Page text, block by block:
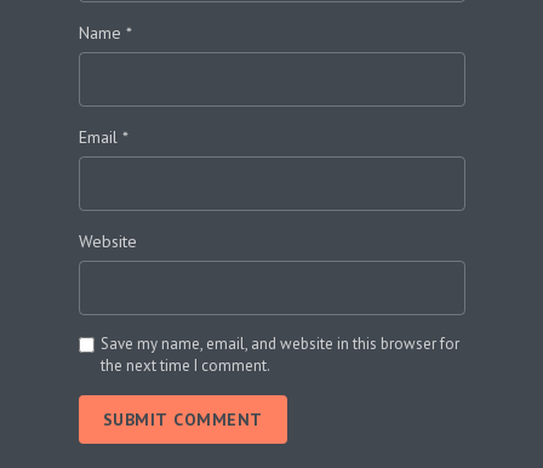
Name *
Email *
Website
Save my name, email, and website in this browser for
the next time I comment.
SUBMIT COMMENT